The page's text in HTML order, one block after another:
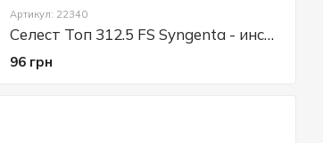
Артикул: 22340
Селест Топ 312.5 FS Syngenta - инсектицидно-фунгицидный протравитель, 20 мл
96 грн